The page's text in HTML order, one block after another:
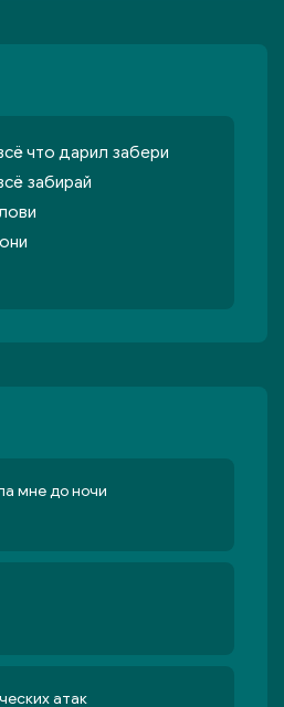
что дарил забери
забирай
мне до ночи
атак